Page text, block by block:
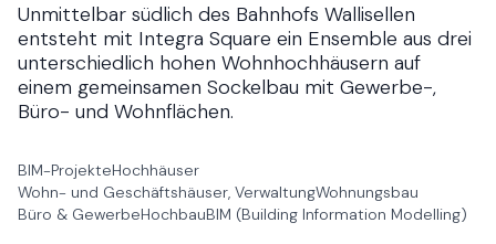
Unmittelbar südlich des Bahnhofs Wallisellen
entsteht mit Integra Square ein Ensemble aus drei
unterschiedlich hohen Wohnhochhäusern auf
einem gemeinsamen Sockelbau mit Gewerbe-,
Büro- und Wohnflächen.​​​​‌ ‍ ​‍​‍‌‍ ‌ ​‍‌‍‍‌‌‍‌ ‌‍‍‌‌‍ ‍​‍​‍​ ‍‍​‍​‍‌ ​ ‌‍​‌‌‍ ‍‌‍‍‌‌ ‌​‌ ‍‌​‍ ‍‌‍‍‌‌‍ ​‍​‍​‍ ​​‍​‍‌‍‍​‌ ​‍‌‍‌‌‌‍‌‍​‍​‍​ ‍‍​‍​‍‌‍‍​‌ ‌​‌ ‌​‌ ​​​ ‍‍​‍ ​‍ ‌‍ ​‌‍ ‌‍​ ‌‍​‌‌‍ ​‌‍‍​‌‍ ‌ ​ ‌ ‌​​ ‍‍​ ​ ​ ​ ​ ​ ​ ​ ​‍ ‌‍‍‌‌‍ ‍‌ ‌​‌‍‌‌‌‍ ‍‌ ‌​​‍ ‌‍‌‌‌‍‌​‌‍‍‌‌ ‌​​‍ ‌‍ ‌‌‍ ‌‍‌​‌‍‌‌​ ‌‌ ​​‌ ​‍‌‍‌‌‌ ​ ‌‍‌‌‌‍ ‍‌ ‌​‌‍​‌‌ ‌​‌‍‍‌‌‍ ‌‍ ‍​ ‍ ‌‍‍‌‌‍‌​​ ‌​ ​‌‌‍‌‍‌‍​‍​ ‌‍‌‍​‌‌‍‌‍​ ‌‌‌‍‌‍​‍ ‌​ ‌‍​ ‌‌​ ‌‍​ ‌ ​‍ ‌​ ‌​‌‍‌​​ ​‍‌‍​‍​‍ ‌​ ‍‌​ ​‌​ ​​​ ​​​‍ ‌​ ‌‍‌‍‌‍​ ​‍​ ​​‌‍‌‍​ ​​​ ‍​​ ‍‌​ ​‌‌‍‌‍​ ​ ‌‍​ ​ ‍ ‌ ‌​‌ ‍‌‌ ​​‌‍‌‌​ ‌‌ ​​‌ ​‍‌‍ ‌‍‍‍‌‍‌‌‌‍​ ‌ ‌​​ ‍ ‌ ​​‌‍​‌‌ ‌​‌‍‍​​ ‌‌ ​ ‌‍‍​‌‍ ‌ ​‍‌ ‌​‌​‌​‌‍‌‌‌ ​ ‌‍​ ‌ ​‍‌‍‍‌‌ ​​‌ ‌​‌‍‍‌‌‍ ‌‍ ‍​‍‌‌​ ‌‌‌​​‍‌‌ ‌‍‍ ‌‍‌‌‌ ‍‌​‍‌‌​ ​ ‌​‌​​‍‌‌​ ​ ‌​‌​​‍‌‌​ ​‍​ ​‍‌‍‌​‌‍‌‌​‍‌‌​ ​‍​ ​‍​‍‌‌​ ‌‌‌​‌​​‍ ‍‌ ‌‍‌‍​‌‌‍ ​‌ ‌‌‌‍‌‌​ ‌‍​‍‌‍​‌‌ ​ ‌‍‌‌‌‌‌‌‌ ​‍‌‍ ​​ ‌‌‍‍​‌ ‌​‌ ‌​‌ ​​​‍‌‌​ ​ ‌​​‌​‍‌‌​ ​‍‌​‌‍​‍‌‌​ ​‍‌​‌‍‌‍ ​‌‍ ‌‍​ ‌‍​‌‌‍ ​‌‍‍​‌‍ ‌ ​ ‌ ‌​​‍‌‌​ ​ ‌​​‌​ ​ ​ ​ ​ ​ ​ ​ ​‍‌‍‌‍‍‌‌‍‌​​ ‌​ ​‌‌‍‌‍‌‍​‍​ ‌‍‌‍​‌‌‍‌‍​ ‌‌‌‍‌‍​‍ ‌​ ‌‍​ ‌‌​ ‌‍​ ‌ ​‍ ‌​ ‌​‌‍‌​​ ​‍‌‍​‍​‍ ‌​ ‍‌​ ​‌​ ​​​ ​​​‍ ‌​ ‌‍‌‍‌‍​ ​‍​ ​​‌‍‌‍​ ​​​ ‍​​ ‍‌​ ​‌‌‍‌‍​ ​ ‌‍​ ​‍‌‍‌ ‌​‌ ‍‌‌ ​​‌‍‌‌​ ‌‌ ​​‌ ​‍‌‍ ‌‍‍‍‌‍‌‌‌‍​ ‌ ‌​​‍‌‍‌ ​​‌‍​‌‌ ‌​‌‍‍​​ ‌‌ ​ ‌‍‍​‌‍ ‌ ​‍‌ ‌​‌​‌​‌‍‌‌‌ ​ ‌‍​ ‌ ​‍‌‍‍‌‌ ​​‌ ‌​‌‍‍‌‌‍ ‌‍ ‍​‍‌‌​ ‌‌‌​​‍‌‌ ‌‍‍ ‌‍‌‌‌ ‍‌​‍‌‌​ ​ ‌​‌​​‍‌‌​ ​ ‌​‌​​‍‌‌​ ​‍​ ​‍‌‍‌​‌‍‌‌​‍‌‌​ ​‍​ ​‍​‍‌‌​ ‌‌‌​‌​​‍ ‍‌ ‌‍‌‍​‌‌‍ ​‌ ‌‌‌‍‌‌​‍‌‍‌ ​​‌‍‌‌‌ ​‍‌ ​ ‌ ​​‌‍‌‌‌‍​ ‌ ‌​‌‍‍‌‌ ‌‍‌‍‌‌​ ‌‌ ​​‌ ‌‌‌‍​‍‌‍ ​‌‍‍‌‌ ​ ‌‍‍​‌‍‌‌‌‍‌​​‍​‍‌ ‌
BIM-Projekte​​​​‌ ‍ ​‍​‍‌‍ ‌ ​‍‌‍‍‌‌‍‌ ‌‍‍‌‌‍ ‍​‍​‍​ ‍‍​‍​‍‌ ​ ‌‍​‌‌‍ ‍‌‍‍‌‌ ‌​‌ ‍‌​‍ ‍‌‍‍‌‌‍ ​‍​‍​‍ ​​‍​‍‌‍‍​‌ ​‍‌‍‌‌‌‍‌‍​‍​‍​ ‍‍​‍​‍‌‍‍​‌ ‌​‌ ‌​‌ ​​​ ‍‍​‍ ​‍ ‌‍ ​‌‍ ‌‍​ ‌‍​‌‌‍ ​‌‍‍​‌‍ ‌ ​ ‌ ‌​​ ‍‍​ ​ ​ ​ ​ ​ ​ ​ ​‍ ‌‍‍‌‌‍ ‍‌ ‌​‌‍‌‌‌‍ ‍‌ ‌​​‍ ‌‍‌‌‌‍‌​‌‍‍‌‌ ‌​​‍ ‌‍ ‌‌‍ ‌‍‌​‌‍‌‌​ ‌‌ ​​‌ ​‍‌‍‌‌‌ ​ ‌‍‌‌‌‍ ‍‌ ‌​‌‍​‌‌ ‌​‌‍‍‌‌‍ ‌‍ ‍​ ‍ ‌‍‍‌‌‍‌​​ ‌‌‌‌‍‌​‌‍‌‌​ ‌​ ​‌ ‌‍‌ ​ ‌​ ​‌ ‍‍‌‌​‌‌‌‍​‌‍ ‌‌​‌‌ ​​‌‌‍​‌ ‍‌‌‍‌‍‌‍‍​‌ ‌‍‌​ ‌​ ‌​ ‌ ​ ‍‌​ ‍ ‌ ‌​‌ ‍‌‌ ​​‌‍‌‌​ ‌‌ ​​‌ ​‍‌‍ ‌‍‍‍‌‍‌‌‌‍​ ‌ ‌​‌​​ ‌‍​‌‌ ‌​‌‍‌‌‌‍‌ ‌‍ ‌ ​‍‌ ‍‌​ ‍ ‌ ​​‌‍​‌‌ ‌​‌‍‍​​ ‌‌‍ ‍‌‍​‌‌‍ ‌‌‍‌‌​‍‌‌​ ‌‌‌​​‍‌‌ ‌‍‍ ‌‍‌‌‌ ‍‌​‍‌‌​ ​ ‌​‌​​‍‌‌​ ​ ‌​‌​​‍‌‌​ ​‍​ ​‍‌‍‌​‌‍‌‌​‍‌‌​ ​‍​ ​‍​‍‌‌​ ‌‌‌​‌​​‍ ‍‌ ‌‍‌‍​‌‌‍ ​‌ ‌‌‌‍‌‌​ ‌‍​‍‌‍​‌‌ ​ ‌‍‌‌‌‌‌‌‌ ​‍‌‍ ​​ ‌‌‍‍​‌ ‌​‌ ‌​‌ ​​​‍‌‌​ ​ ‌​​‌​‍‌‌​ ​‍‌​‌‍​‍‌‌​ ​‍‌​‌‍‌‍ ​‌‍ ‌‍​ ‌‍​‌‌‍ ​‌‍‍​‌‍ ‌ ​ ‌ ‌​​‍‌‌​ ​ ‌​​‌​ ​ ​ ​ ​ ​ ​ ​ ​‍‌‍‌‍‍‌‌‍‌​​ ‌‌‌‌‍‌​‌‍‌‌​ ‌​ ​‌ ‌‍‌ ​ ‌​ ​‌ ‍‍‌‌​‌‌‌‍​‌‍ ‌‌​‌‌ ​​‌‌‍​‌ ‍‌‌‍‌‍‌‍‍​‌ ‌‍‌​ ‌​ ‌​ ‌ ​ ‍‌​‍‌‍‌ ‌​‌ ‍‌‌ ​​‌‍‌‌​ ‌‌ ​​‌ ​‍‌‍ ‌‍‍‍‌‍‌‌‌‍​ ‌ ‌​‌​​ ‌‍​‌‌ ‌​‌‍‌‌‌‍‌ ‌‍ ‌ ​‍‌ ‍‌​‍‌‍‌ ​​‌‍​‌‌ ‌​‌‍‍​​ ‌‌‍ ‍‌‍​‌‌‍ ‌‌‍‌‌​‍‌‌​ ‌‌‌​​‍‌‌ ‌‍‍ ‌‍‌‌‌ ‍‌​‍‌‌​ ​ ‌​‌​​‍‌‌​ ​ ‌​‌​​‍‌‌​ ​‍​ ​‍‌‍‌​‌‍‌‌​‍‌‌​ ​‍​ ​‍​‍‌‌​ ‌‌‌​‌​​‍ ‍‌ ‌‍‌‍​‌‌‍ ​‌ ‌‌‌‍‌‌​‍‌‍‌ ​​‌‍‌‌‌ ​‍‌ ​ ‌ ​​‌‍‌‌‌‍​ ‌ ‌​‌‍‍‌‌ ‌‍‌‍‌‌​ ‌‌ ​​‌ ‌‌‌‍​‍‌‍ ​‌‍‍‌‌ ​ ‌‍‍​‌‍‌‌‌‍‌​​‍​‍‌ ‌Hochhäuser​​​​‌ ‍ ​‍​‍‌‍ ‌ ​‍‌‍‍‌‌‍‌ ‌‍‍‌‌‍ ‍​‍​‍​ ‍‍​‍​‍‌ ​ ‌‍​‌‌‍ ‍‌‍‍‌‌ ‌​‌ ‍‌​‍ ‍‌‍‍‌‌‍ ​‍​‍​‍ ​​‍​‍‌‍‍​‌ ​‍‌‍‌‌‌‍‌‍​‍​‍​ ‍‍​‍​‍‌‍‍​‌ ‌​‌ ‌​‌ ​​​ ‍‍​‍ ​‍ ‌‍ ​‌‍ ‌‍​ ‌‍​‌‌‍ ​‌‍‍​‌‍ ‌ ​ ‌ ‌​​ ‍‍​ ​ ​ ​ ​ ​ ​ ​ ​‍ ‌‍‍‌‌‍ ‍‌ ‌​‌‍‌‌‌‍ ‍‌ ‌​​‍ ‌‍‌‌‌‍‌​‌‍‍‌‌ ‌​​‍ ‌‍ ‌‌‍ ‌‍‌​‌‍‌‌​ ‌‌ ​​‌ ​‍‌‍‌‌‌ ​ ‌‍‌‌‌‍ ‍‌ ‌​‌‍​‌‌ ‌​‌‍‍‌‌‍ ‌‍ ‍​ ‍ ‌‍‍‌‌‍‌​​ ‌‌ ‌ ‌‍​‍‌ ​ ‌‍ ​​ ‌​‌‍ ‍‌​​‍‌​ ‌‌‌​‍‌‍ ‌‌​ ‌‌‍‌‍‌‌‌ ‌ ‌‌‌​​‍‌ ​​‌​​‍‌‌‍​​ ‌ ‌​‍​‌​‌‍‌‍​‌​ ‍ ‌ ‌​‌ ‍‌‌ ​​‌‍‌‌​ ‌‌ ​​‌ ​‍‌‍ ‌‍‍‍‌‍‌‌‌‍​ ‌ ‌​‌​​ ‌‍​‌‌ ‌​‌‍‌‌‌‍‌ ‌‍ ‌ ​‍‌ ‍‌​ ‍ ‌ ​​‌‍​‌‌ ‌​‌‍‍​​ ‌‌‍ ‍‌‍​‌‌‍ ‌‌‍‌‌​‍‌‌​ ‌‌‌​​‍‌‌ ‌‍‍ ‌‍‌‌‌ ‍‌​‍‌‌​ ​ ‌​‌​​‍‌‌​ ​ ‌​‌​​‍‌‌​ ​‍​ ​‍‌‍‌​‌‍‌‌​‍‌‌​ ​‍​ ​‍​‍‌‌​ ‌‌‌​‌​​‍ ‍‌ ‌‍‌‍​‌‌‍ ​‌ ‌‌‌‍‌‌​ ‌‍​‍‌‍​‌‌ ​ ‌‍‌‌‌‌‌‌‌ ​‍‌‍ ​​ ‌‌‍‍​‌ ‌​‌ ‌​‌ ​​​‍‌‌​ ​ ‌​​‌​‍‌‌​ ​‍‌​‌‍​‍‌‌​ ​‍‌​‌‍‌‍ ​‌‍ ‌‍​ ‌‍​‌‌‍ ​‌‍‍​‌‍ ‌ ​ ‌ ‌​​‍‌‌​ ​ ‌​​‌​ ​ ​ ​ ​ ​ ​ ​ ​‍‌‍‌‍‍‌‌‍‌​​ ‌‌ ‌ ‌‍​‍‌ ​ ‌‍ ​​ ‌​‌‍ ‍‌​​‍‌​ ‌‌‌​‍‌‍ ‌‌​ ‌‌‍‌‍‌‌‌ ‌ ‌‌‌​​‍‌ ​​‌​​‍‌‌‍​​ ‌ ‌​‍​‌​‌‍‌‍​‌​‍‌‍‌ ‌​‌ ‍‌‌ ​​‌‍‌‌​ ‌‌ ​​‌ ​‍‌‍ ‌‍‍‍‌‍‌‌‌‍​ ‌ ‌​‌​​ ‌‍​‌‌ ‌​‌‍‌‌‌‍‌ ‌‍ ‌ ​‍‌ ‍‌​‍‌‍‌ ​​‌‍​‌‌ ‌​‌‍‍​​ ‌‌‍ ‍‌‍​‌‌‍ ‌‌‍‌‌​‍‌‌​ ‌‌‌​​‍‌‌ ‌‍‍ ‌‍‌‌‌ ‍‌​‍‌‌​ ​ ‌​‌​​‍‌‌​ ​ ‌​‌​​‍‌‌​ ​‍​ ​‍‌‍‌​‌‍‌‌​‍‌‌​ ​‍​ ​‍​‍‌‌​ ‌‌‌​‌​​‍ ‍‌ ‌‍‌‍​‌‌‍ ​‌ ‌‌‌‍‌‌​‍‌‍‌ ​​‌‍‌‌‌ ​‍‌ ​ ‌ ​​‌‍‌‌‌‍​ ‌ ‌​‌‍‍‌‌ ‌‍‌‍‌‌​ ‌‌ ​​‌ ‌‌‌‍​‍‌‍ ​‌‍‍‌‌ ​ ‌‍‍​‌‍‌‌‌‍‌​​‍​‍‌ ‌
Wohn- und Geschäftshäuser, Verwaltung​​​​‌ ‍ ​‍​‍‌‍ ‌ ​‍‌‍‍‌‌‍‌ ‌‍‍‌‌‍ ‍​‍​‍​ ‍‍​‍​‍‌ ​ ‌‍​‌‌‍ ‍‌‍‍‌‌ ‌​‌ ‍‌​‍ ‍‌‍‍‌‌‍ ​‍​‍​‍ ​​‍​‍‌‍‍​‌ ​‍‌‍‌‌‌‍‌‍​‍​‍​ ‍‍​‍​‍‌‍‍​‌ ‌​‌ ‌​‌ ​​​ ‍‍​‍ ​‍ ‌‍ ​‌‍ ‌‍​ ‌‍​‌‌‍ ​‌‍‍​‌‍ ‌ ​ ‌ ‌​​ ‍‍​ ​ ​ ​ ​ ​ ​ ​ ​‍ ‌‍‍‌‌‍ ‍‌ ‌​‌‍‌‌‌‍ ‍‌ ‌​​‍ ‌‍‌‌‌‍‌​‌‍‍‌‌ ‌​​‍ ‌‍ ‌‌‍ ‌‍‌​‌‍‌‌​ ‌‌ ​​‌ ​‍‌‍‌‌‌ ​ ‌‍‌‌‌‍ ‍‌ ‌​‌‍​‌‌ ‌​‌‍‍‌‌‍ ‌‍ ‍​ ‍ ‌‍‍‌‌‍‌​​ ‌‌ ‌ ‌‍​‍‌ ​ ‌‍ ​​ ‌​‌‍ ‍‌​​‍‌​ ‌‌‌​‍‌‍ ‌‌​ ‌‌‍‌‍‌‌‌ ‌ ‌‌‌​​‍‌ ​​‌​​‍‌‌‍​​ ‌ ‌​‍​‌​ ‍‌‍ ​​ ‍ ‌ ‌​‌ ‍‌‌ ​​‌‍‌‌​ ‌‌ ​​‌ ​‍‌‍ ‌‍‍‍‌‍‌‌‌‍​ ‌ ‌​‌​​ ‌‍​‌‌ ‌​‌‍‌‌‌‍‌ ‌‍ ‌ ​‍‌ ‍‌​ ‍ ‌ ​​‌‍​‌‌ ‌​‌‍‍​​ ‌‌‍ ‍‌‍​‌‌‍ ‌‌‍‌‌​‍‌‌​ ‌‌‌​​‍‌‌ ‌‍‍ ‌‍‌‌‌ ‍‌​‍‌‌​ ​ ‌​‌​​‍‌‌​ ​ ‌​‌​​‍‌‌​ ​‍​ ​‍‌‍‌​‌‍‌‌​‍‌‌​ ​‍​ ​‍​‍‌‌​ ‌‌‌​‌​​‍ ‍‌ ‌‍‌‍​‌‌‍ ​‌ ‌‌‌‍‌‌​ ‌‍​‍‌‍​‌‌ ​ ‌‍‌‌‌‌‌‌‌ ​‍‌‍ ​​ ‌‌‍‍​‌ ‌​‌ ‌​‌ ​​​‍‌‌​ ​ ‌​​‌​‍‌‌​ ​‍‌​‌‍​‍‌‌​ ​‍‌​‌‍‌‍ ​‌‍ ‌‍​ ‌‍​‌‌‍ ​‌‍‍​‌‍ ‌ ​ ‌ ‌​​‍‌‌​ ​ ‌​​‌​ ​ ​ ​ ​ ​ ​ ​ ​‍‌‍‌‍‍‌‌‍‌​​ ‌‌ ‌ ‌‍​‍‌ ​ ‌‍ ​​ ‌​‌‍ ‍‌​​‍‌​ ‌‌‌​‍‌‍ ‌‌​ ‌‌‍‌‍‌‌‌ ‌ ‌‌‌​​‍‌ ​​‌​​‍‌‌‍​​ ‌ ‌​‍​‌​ ‍‌‍ ​​‍‌‍‌ ‌​‌ ‍‌‌ ​​‌‍‌‌​ ‌‌ ​​‌ ​‍‌‍ ‌‍‍‍‌‍‌‌‌‍​ ‌ ‌​‌​​ ‌‍​‌‌ ‌​‌‍‌‌‌‍‌ ‌‍ ‌ ​‍‌ ‍‌​‍‌‍‌ ​​‌‍​‌‌ ‌​‌‍‍​​ ‌‌‍ ‍‌‍​‌‌‍ ‌‌‍‌‌​‍‌‌​ ‌‌‌​​‍‌‌ ‌‍‍ ‌‍‌‌‌ ‍‌​‍‌‌​ ​ ‌​‌​​‍‌‌​ ​ ‌​‌​​‍‌‌​ ​‍​ ​‍‌‍‌​‌‍‌‌​‍‌‌​ ​‍​ ​‍​‍‌‌​ ‌‌‌​‌​​‍ ‍‌ ‌‍‌‍​‌‌‍ ​‌ ‌‌‌‍‌‌​‍‌‍‌ ​​‌‍‌‌‌ ​‍‌ ​ ‌ ​​‌‍‌‌‌‍​ ‌ ‌​‌‍‍‌‌ ‌‍‌‍‌‌​ ‌‌ ​​‌ ‌‌‌‍​‍‌‍ ​‌‍‍‌‌ ​ ‌‍‍​‌‍‌‌‌‍‌​​‍​‍‌ ‌Wohnungsbau​​​​‌ ‍ ​‍​‍‌‍ ‌ ​‍‌‍‍‌‌‍‌ ‌‍‍‌‌‍ ‍​‍​‍​ ‍‍​‍​‍‌ ​ ‌‍​‌‌‍ ‍‌‍‍‌‌ ‌​‌ ‍‌​‍ ‍‌‍‍‌‌‍ ​‍​‍​‍ ​​‍​‍‌‍‍​‌ ​‍‌‍‌‌‌‍‌‍​‍​‍​ ‍‍​‍​‍‌‍‍​‌ ‌​‌ ‌​‌ ​​​ ‍‍​‍ ​‍ ‌‍ ​‌‍ ‌‍​ ‌‍​‌‌‍ ​‌‍‍​‌‍ ‌ ​ ‌ ‌​​ ‍‍​ ​ ​ ​ ​ ​ ​ ​ ​‍ ‌‍‍‌‌‍ ‍‌ ‌​‌‍‌‌‌‍ ‍‌ ‌​​‍ ‌‍‌‌‌‍‌​‌‍‍‌‌ ‌​​‍ ‌‍ ‌‌‍ ‌‍‌​‌‍‌‌​ ‌‌ ​​‌ ​‍‌‍‌‌‌ ​ ‌‍‌‌‌‍ ‍‌ ‌​‌‍​‌‌ ‌​‌‍‍‌‌‍ ‌‍ ‍​ ‍ ‌‍‍‌‌‍‌​​ ‌‌‌‍‌‌‍‍‌‌​‍‍‌‍‍‍‌ ​​‌ ‌‌‌ ‍​‌‍‍​‌ ‌ ​ ​ ‌‍‍‍‌‌‌​‌‍‌ ​ ‍‌‌ ‌ ​ ‌‍‌​‍‌‌‍‍ ‌‍ ‍‌‍‌​‌ ‌‍‌‌‌‌​ ‍ ‌ ‌​‌ ‍‌‌ ​​‌‍‌‌​ ‌‌ ​​‌ ​‍‌‍ ‌‍‍‍‌‍‌‌‌‍​ ‌ ‌​‌​​ ‌‍​‌‌ ‌​‌‍‌‌‌‍‌ ‌‍ ‌ ​‍‌ ‍‌​ ‍ ‌ ​​‌‍​‌‌ ‌​‌‍‍​​ ‌‌‍ ‍‌‍​‌‌‍ ‌‌‍‌‌​‍‌‌​ ‌‌‌​​‍‌‌ ‌‍‍ ‌‍‌‌‌ ‍‌​‍‌‌​ ​ ‌​‌​​‍‌‌​ ​ ‌​‌​​‍‌‌​ ​‍​ ​‍‌‍‌​‌‍‌‌​‍‌‌​ ​‍​ ​‍​‍‌‌​ ‌‌‌​‌​​‍ ‍‌ ‌‍‌‍​‌‌‍ ​‌ ‌‌‌‍‌‌​ ‌‍​‍‌‍​‌‌ ​ ‌‍‌‌‌‌‌‌‌ ​‍‌‍ ​​ ‌‌‍‍​‌ ‌​‌ ‌​‌ ​​​‍‌‌​ ​ ‌​​‌​‍‌‌​ ​‍‌​‌‍​‍‌‌​ ​‍‌​‌‍‌‍ ​‌‍ ‌‍​ ‌‍​‌‌‍ ​‌‍‍​‌‍ ‌ ​ ‌ ‌​​‍‌‌​ ​ ‌​​‌​ ​ ​ ​ ​ ​ ​ ​ ​‍‌‍‌‍‍‌‌‍‌​​ ‌‌‌‍‌‌‍‍‌‌​‍‍‌‍‍‍‌ ​​‌ ‌‌‌ ‍​‌‍‍​‌ ‌ ​ ​ ‌‍‍‍‌‌‌​‌‍‌ ​ ‍‌‌ ‌ ​ ‌‍‌​‍‌‌‍‍ ‌‍ ‍‌‍‌​‌ ‌‍‌‌‌‌​‍‌‍‌ ‌​‌ ‍‌‌ ​​‌‍‌‌​ ‌‌ ​​‌ ​‍‌‍ ‌‍‍‍‌‍‌‌‌‍​ ‌ ‌​‌​​ ‌‍​‌‌ ‌​‌‍‌‌‌‍‌ ‌‍ ‌ ​‍‌ ‍‌​‍‌‍‌ ​​‌‍​‌‌ ‌​‌‍‍​​ ‌‌‍ ‍‌‍​‌‌‍ ‌‌‍‌‌​‍‌‌​ ‌‌‌​​‍‌‌ ‌‍‍ ‌‍‌‌‌ ‍‌​‍‌‌​ ​ ‌​‌​​‍‌‌​ ​ ‌​‌​​‍‌‌​ ​‍​ ​‍‌‍‌​‌‍‌‌​‍‌‌​ ​‍​ ​‍​‍‌‌​ ‌‌‌​‌​​‍ ‍‌ ‌‍‌‍​‌‌‍ ​‌ ‌‌‌‍‌‌​‍‌‍‌ ​​‌‍‌‌‌ ​‍‌ ​ ‌ ​​‌‍‌‌‌‍​ ‌ ‌​‌‍‍‌‌ ‌‍‌‍‌‌​ ‌‌ ​​‌ ‌‌‌‍​‍‌‍ ​‌‍‍‌‌ ​ ‌‍‍​‌‍‌‌‌‍‌​​‍​‍‌ ‌
Büro & Gewerbe​​​​‌ ‍ ​‍​‍‌‍ ‌ ​‍‌‍‍‌‌‍‌ ‌‍‍‌‌‍ ‍​‍​‍​ ‍‍​‍​‍‌ ​ ‌‍​‌‌‍ ‍‌‍‍‌‌ ‌​‌ ‍‌​‍ ‍‌‍‍‌‌‍ ​‍​‍​‍ ​​‍​‍‌‍‍​‌ ​‍‌‍‌‌‌‍‌‍​‍​‍​ ‍‍​‍​‍‌‍‍​‌ ‌​‌ ‌​‌ ​​​ ‍‍​‍ ​‍ ‌‍ ​‌‍ ‌‍​ ‌‍​‌‌‍ ​‌‍‍​‌‍ ‌ ​ ‌ ‌​​ ‍‍​ ​ ​ ​ ​ ​ ​ ​ ​‍ ‌‍‍‌‌‍ ‍‌ ‌​‌‍‌‌‌‍ ‍‌ ‌​​‍ ‌‍‌‌‌‍‌​‌‍‍‌‌ ‌​​‍ ‌‍ ‌‌‍ ‌‍‌​‌‍‌‌​ ‌‌ ​​‌ ​‍‌‍‌‌‌ ​ ‌‍‌‌‌‍ ‍‌ ‌​‌‍​‌‌ ‌​‌‍‍‌‌‍ ‌‍ ‍​ ‍ ‌‍‍‌‌‍‌​​ ‌‌‌‍‌‌‍‍‌‌​‍‍‌‍‍‍‌ ​​‌ ‌‌‌ ‍​‌‍‍​‌ ‌ ​ ​ ‌‍‍‍‌‌‌​‌‍‌ ​ ‍‌‌ ‌ ​ ‌‍‌​‍‌‌‍‍ ‌‍ ‍‌‍‌‌​ ​​‌​‍ ​ ‍ ‌ ‌​‌ ‍‌‌ ​​‌‍‌‌​ ‌‌ ​​‌ ​‍‌‍ ‌‍‍‍‌‍‌‌‌‍​ ‌ ‌​‌​​ ‌‍​‌‌ ‌​‌‍‌‌‌‍‌ ‌‍ ‌ ​‍‌ ‍‌​ ‍ ‌ ​​‌‍​‌‌ ‌​‌‍‍​​ ‌‌‍ ‍‌‍​‌‌‍ ‌‌‍‌‌​‍‌‌​ ‌‌‌​​‍‌‌ ‌‍‍ ‌‍‌‌‌ ‍‌​‍‌‌​ ​ ‌​‌​​‍‌‌​ ​ ‌​‌​​‍‌‌​ ​‍​ ​‍‌‍‌​‌‍‌‌​‍‌‌​ ​‍​ ​‍​‍‌‌​ ‌‌‌​‌​​‍ ‍‌ ‌‍‌‍​‌‌‍ ​‌ ‌‌‌‍‌‌​ ‌‍​‍‌‍​‌‌ ​ ‌‍‌‌‌‌‌‌‌ ​‍‌‍ ​​ ‌‌‍‍​‌ ‌​‌ ‌​‌ ​​​‍‌‌​ ​ ‌​​‌​‍‌‌​ ​‍‌​‌‍​‍‌‌​ ​‍‌​‌‍‌‍ ​‌‍ ‌‍​ ‌‍​‌‌‍ ​‌‍‍​‌‍ ‌ ​ ‌ ‌​​‍‌‌​ ​ ‌​​‌​ ​ ​ ​ ​ ​ ​ ​ ​‍‌‍‌‍‍‌‌‍‌​​ ‌‌‌‍‌‌‍‍‌‌​‍‍‌‍‍‍‌ ​​‌ ‌‌‌ ‍​‌‍‍​‌ ‌ ​ ​ ‌‍‍‍‌‌‌​‌‍‌ ​ ‍‌‌ ‌ ​ ‌‍‌​‍‌‌‍‍ ‌‍ ‍‌‍‌‌​ ​​‌​‍ ​‍‌‍‌ ‌​‌ ‍‌‌ ​​‌‍‌‌​ ‌‌ ​​‌ ​‍‌‍ ‌‍‍‍‌‍‌‌‌‍​ ‌ ‌​‌​​ ‌‍​‌‌ ‌​‌‍‌‌‌‍‌ ‌‍ ‌ ​‍‌ ‍‌​‍‌‍‌ ​​‌‍​‌‌ ‌​‌‍‍​​ ‌‌‍ ‍‌‍​‌‌‍ ‌‌‍‌‌​‍‌‌​ ‌‌‌​​‍‌‌ ‌‍‍ ‌‍‌‌‌ ‍‌​‍‌‌​ ​ ‌​‌​​‍‌‌​ ​ ‌​‌​​‍‌‌​ ​‍​ ​‍‌‍‌​‌‍‌‌​‍‌‌​ ​‍​ ​‍​‍‌‌​ ‌‌‌​‌​​‍ ‍‌ ‌‍‌‍​‌‌‍ ​‌ ‌‌‌‍‌‌​‍‌‍‌ ​​‌‍‌‌‌ ​‍‌ ​ ‌ ​​‌‍‌‌‌‍​ ‌ ‌​‌‍‍‌‌ ‌‍‌‍‌‌​ ‌‌ ​​‌ ‌‌‌‍​‍‌‍ ​‌‍‍‌‌ ​ ‌‍‍​‌‍‌‌‌‍‌​​‍​‍‌ ‌Hochbau​​​​‌ ‍ ​‍​‍‌‍ ‌ ​‍‌‍‍‌‌‍‌ ‌‍‍‌‌‍ ‍​‍​‍​ ‍‍​‍​‍‌ ​ ‌‍​‌‌‍ ‍‌‍‍‌‌ ‌​‌ ‍‌​‍ ‍‌‍‍‌‌‍ ​‍​‍​‍ ​​‍​‍‌‍‍​‌ ​‍‌‍‌‌‌‍‌‍​‍​‍​ ‍‍​‍​‍‌‍‍​‌ ‌​‌ ‌​‌ ​​​ ‍‍​‍ ​‍ ‌‍ ​‌‍ ‌‍​ ‌‍​‌‌‍ ​‌‍‍​‌‍ ‌ ​ ‌ ‌​​ ‍‍​ ​ ​ ​ ​ ​ ​ ​ ​‍ ‌‍‍‌‌‍ ‍‌ ‌​‌‍‌‌‌‍ ‍‌ ‌​​‍ ‌‍‌‌‌‍‌​‌‍‍‌‌ ‌​​‍ ‌‍ ‌‌‍ ‌‍‌​‌‍‌‌​ ‌‌ ​​‌ ​‍‌‍‌‌‌ ​ ‌‍‌‌‌‍ ‍‌ ‌​‌‍​‌‌ ‌​‌‍‍‌‌‍ ‌‍ ‍​ ‍ ‌‍‍‌‌‍‌​​ ‌​ ‌‌‌‍‌‌​ ‌ ​ ‍‌​ ‌‍​ ​​​ ​ ​ ​​​‍ ‌‌‍‌‍​ ​​​ ‌ ‌‍​ ​‍ ‌​ ‌​‌‍‌‍​ ​​‌‍‌‍​‍ ‌​ ‍​​ ‌‌‌‍​‌‌‍​‌​‍ ‌‌‍​‌​ ‍​​ ​​​ ​ ‌‍​‌​ ‍‌‌‍‌‍‌‍​ ‌‍‌‌​ ​‌​ ‍‌​ ‌‍​ ‍ ‌ ‌​‌ ‍‌‌ ​​‌‍‌‌​ ‌‌‍​ ‌‍ ‌‍ ‌‌ ​​‌‍‌‌‌ ‌​‌‍‌‌‌‍ ‍‌‍​ ‌‍‌‌​ ‍ ‌ ​​‌‍​‌‌ ‌​‌‍‍​​ ‌‌‍ ‍‌‍​‌‌‍ ‌‌‍‌‌​‍‌‌​ ‌‌‌​​‍‌‌ ‌‍‍ ‌‍‌‌‌ ‍‌​‍‌‌​ ​ ‌​‌​​‍‌‌​ ​ ‌​‌​​‍‌‌​ ​‍​ ​‍‌‍‌​‌‍‌‌​‍‌‌​ ​‍​ ​‍​‍‌‌​ ‌‌‌​‌​​‍ ‍‌ ‌‍‌‍​‌‌‍ ​‌ ‌‌‌‍‌‌​ ‌‍​‍‌‍​‌‌ ​ ‌‍‌‌‌‌‌‌‌ ​‍‌‍ ​​ ‌‌‍‍​‌ ‌​‌ ‌​‌ ​​​‍‌‌​ ​ ‌​​‌​‍‌‌​ ​‍‌​‌‍​‍‌‌​ ​‍‌​‌‍‌‍ ​‌‍ ‌‍​ ‌‍​‌‌‍ ​‌‍‍​‌‍ ‌ ​ ‌ ‌​​‍‌‌​ ​ ‌​​‌​ ​ ​ ​ ​ ​ ​ ​ ​‍‌‍‌‍‍‌‌‍‌​​ ‌​ ‌‌‌‍‌‌​ ‌ ​ ‍‌​ ‌‍​ ​​​ ​ ​ ​​​‍ ‌‌‍‌‍​ ​​​ ‌ ‌‍​ ​‍ ‌​ ‌​‌‍‌‍​ ​​‌‍‌‍​‍ ‌​ ‍​​ ‌‌‌‍​‌‌‍​‌​‍ ‌‌‍​‌​ ‍​​ ​​​ ​ ‌‍​‌​ ‍‌‌‍‌‍‌‍​ ‌‍‌‌​ ​‌​ ‍‌​ ‌‍​‍‌‍‌ ‌​‌ ‍‌‌ ​​‌‍‌‌​ ‌‌‍​ ‌‍ ‌‍ ‌‌ ​​‌‍‌‌‌ ‌​‌‍‌‌‌‍ ‍‌‍​ ‌‍‌‌​‍‌‍‌ ​​‌‍​‌‌ ‌​‌‍‍​​ ‌‌‍ ‍‌‍​‌‌‍ ‌‌‍‌‌​‍‌‌​ ‌‌‌​​‍‌‌ ‌‍‍ ‌‍‌‌‌ ‍‌​‍‌‌​ ​ ‌​‌​​‍‌‌​ ​ ‌​‌​​‍‌‌​ ​‍​ ​‍‌‍‌​‌‍‌‌​‍‌‌​ ​‍​ ​‍​‍‌‌​ ‌‌‌​‌​​‍ ‍‌ ‌‍‌‍​‌‌‍ ​‌ ‌‌‌‍‌‌​‍‌‍‌ ​​‌‍‌‌‌ ​‍‌ ​ ‌ ​​‌‍‌‌‌‍​ ‌ ‌​‌‍‍‌‌ ‌‍‌‍‌‌​ ‌‌ ​​‌ ‌‌‌‍​‍‌‍ ​‌‍‍‌‌ ​ ‌‍‍​‌‍‌‌‌‍‌​​‍​‍‌ ‌BIM (Building Information Modelling)​​​​‌ ‍ ​‍​‍‌‍ ‌ ​‍‌‍‍‌‌‍‌ ‌‍‍‌‌‍ ‍​‍​‍​ ‍‍​‍​‍‌ ​ ‌‍​‌‌‍ ‍‌‍‍‌‌ ‌​‌ ‍‌​‍ ‍‌‍‍‌‌‍ ​‍​‍​‍ ​​‍​‍‌‍‍​‌ ​‍‌‍‌‌‌‍‌‍​‍​‍​ ‍‍​‍​‍‌‍‍​‌ ‌​‌ ‌​‌ ​​​ ‍‍​‍ ​‍ ‌‍ ​‌‍ ‌‍​ ‌‍​‌‌‍ ​‌‍‍​‌‍ ‌ ​ ‌ ‌​​ ‍‍​ ​ ​ ​ ​ ​ ​ ​ ​‍ ‌‍‍‌‌‍ ‍‌ ‌​‌‍‌‌‌‍ ‍‌ ‌​​‍ ‌‍‌‌‌‍‌​‌‍‍‌‌ ‌​​‍ ‌‍ ‌‌‍ ‌‍‌​‌‍‌‌​ ‌‌ ​​‌ ​‍‌‍‌‌‌ ​ ‌‍‌‌‌‍ ‍‌ ‌​‌‍​‌‌ ‌​‌‍‍‌‌‍ ‌‍ ‍​ ‍ ‌‍‍‌‌‍‌​​ ‌​ ​‌​ ‍​​ ‌ ‌‍​ ‌‍​‌​ ​‌​ ‌​​ ‌‌​‍ ‌​ ​‍‌‍​ ‌‍​‌​ ‍‌​‍ ‌​ ‌​​ ‌​‌‍​‌​ ‍‌​‍ ‌​ ‍‌‌‍‌‍‌‍​‍‌‍‌​​‍ ‌​ ‌ ​ ​‍​ ​ ‌‍​‍‌‍​‍​ ‌ ‌‍‌‍​ ​​​ ​‍​ ​‌​ ​‍​ ‌‍​ ‍ ‌ ‌​‌ ‍‌‌ ​​‌‍‌‌​ ‌‌‍​ ‌‍ ‌‍ ‌‌ ​​‌‍‌‌‌ ‌​‌‍‌‌‌‍ ‍‌‍​ ‌‍‌‌​ ‍ ‌ ​​‌‍​‌‌ ‌​‌‍‍​​ ‌‌‍ ‍‌‍​‌‌‍ ‌‌‍‌‌​‍‌‌​ ‌‌‌​​‍‌‌ ‌‍‍ ‌‍‌‌‌ ‍‌​‍‌‌​ ​ ‌​‌​​‍‌‌​ ​ ‌​‌​​‍‌‌​ ​‍​ ​‍‌‍‌​‌‍‌‌​‍‌‌​ ​‍​ ​‍​‍‌‌​ ‌‌‌​‌​​‍ ‍‌ ‌‍‌‍​‌‌‍ ​‌ ‌‌‌‍‌‌​ ‌‍​‍‌‍​‌‌ ​ ‌‍‌‌‌‌‌‌‌ ​‍‌‍ ​​ ‌‌‍‍​‌ ‌​‌ ‌​‌ ​​​‍‌‌​ ​ ‌​​‌​‍‌‌​ ​‍‌​‌‍​‍‌‌​ ​‍‌​‌‍‌‍ ​‌‍ ‌‍​ ‌‍​‌‌‍ ​‌‍‍​‌‍ ‌ ​ ‌ ‌​​‍‌‌​ ​ ‌​​‌​ ​ ​ ​ ​ ​ ​ ​ ​‍‌‍‌‍‍‌‌‍‌​​ ‌​ ​‌​ ‍​​ ‌ ‌‍​ ‌‍​‌​ ​‌​ ‌​​ ‌‌​‍ ‌​ ​‍‌‍​ ‌‍​‌​ ‍‌​‍ ‌​ ‌​​ ‌​‌‍​‌​ ‍‌​‍ ‌​ ‍‌‌‍‌‍‌‍​‍‌‍‌​​‍ ‌​ ‌ ​ ​‍​ ​ ‌‍​‍‌‍​‍​ ‌ ‌‍‌‍​ ​​​ ​‍​ ​‌​ ​‍​ ‌‍​‍‌‍‌ ‌​‌ ‍‌‌ ​​‌‍‌‌​ ‌‌‍​ ‌‍ ‌‍ ‌‌ ​​‌‍‌‌‌ ‌​‌‍‌‌‌‍ ‍‌‍​ ‌‍‌‌​‍‌‍‌ ​​‌‍​‌‌ ‌​‌‍‍​​ ‌‌‍ ‍‌‍​‌‌‍ ‌‌‍‌‌​‍‌‌​ ‌‌‌​​‍‌‌ ‌‍‍ ‌‍‌‌‌ ‍‌​‍‌‌​ ​ ‌​‌​​‍‌‌​ ​ ‌​‌​​‍‌‌​ ​‍​ ​‍‌‍‌​‌‍‌‌​‍‌‌​ ​‍​ ​‍​‍‌‌​ ‌‌‌​‌​​‍ ‍‌ ‌‍‌‍​‌‌‍ ​‌ ‌‌‌‍‌‌​‍‌‍‌ ​​‌‍‌‌‌ ​‍‌ ​ ‌ ​​‌‍‌‌‌‍​ ‌ ‌​‌‍‍‌‌ ‌‍‌‍‌‌​ ‌‌ ​​‌ ‌‌‌‍​‍‌‍ ​‌‍‍‌‌ ​ ‌‍‍​‌‍‌‌‌‍‌​​‍​‍‌ ‌